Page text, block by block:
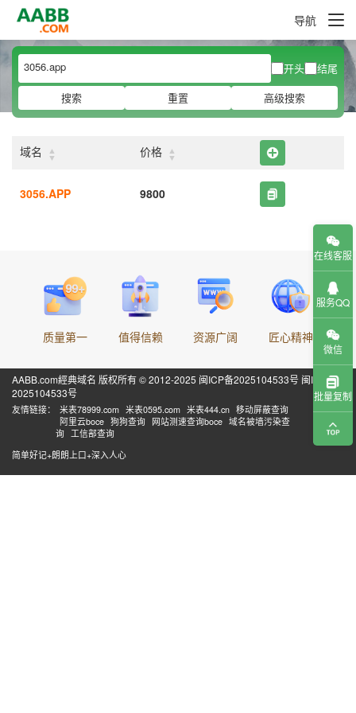
导航
开头
结尾
搜索
重置 高级搜索
域名 ▲
▼ 价格 ▲
▼
3056.APP 9800
质量第一 值得信赖 资源广阔 匠心精神
AABB.com經典域名 版权所有 © 2012-2025 闽ICP备2025104533号 闽ICP备
2025104533号
友情链接： 米表78999.com 米表0595.com 米表444.cn 移动屏蔽查询
阿里云boce 狗狗查询 网站测速查询boce 域名被墙污染查
询 工信部查询
简单好记+朗朗上口+深入人心
在线客服
服务QQ
微信
批量复制